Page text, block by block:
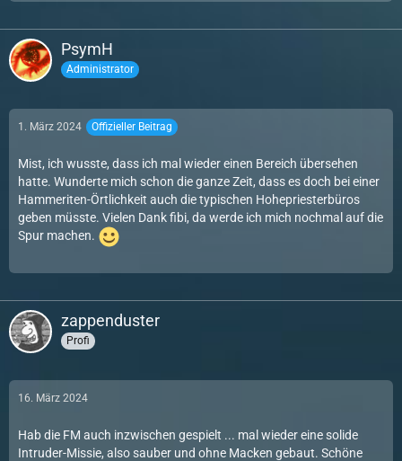
PsymH
Administrator
1. März 2024 Offizieller Beitrag
Mist, ich wusste, dass ich mal wieder einen Bereich übersehen
hatte. Wunderte mich schon die ganze Zeit, dass es doch bei einer
Hammeriten-Örtlichkeit auch die typischen Hohepriesterbüros
geben müsste. Vielen Dank fibi, da werde ich mich nochmal auf die
Spur machen.
zappenduster
Profi
16. März 2024
Hab die FM auch inzwischen gespielt ... mal wieder eine solide
Intruder-Missie, also sauber und ohne Macken gebaut. Schöne